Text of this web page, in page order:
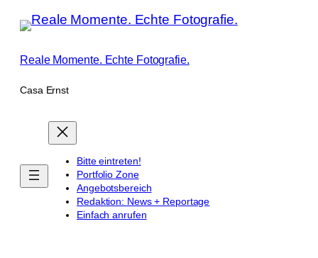
Zum
Inhalt
Reale Momente. Echte Fotografie.
Casa Ernst
Bitte eintreten!
Portfolio Zone
Angebotsbereich
Redaktion: News + Reportage
Einfach anrufen